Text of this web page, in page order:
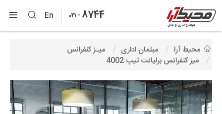
En 021 -8744
محیط آرا مبلمان اداری
میـز کنفرانس
میز کنفرانس برلیانت تیپ 4002